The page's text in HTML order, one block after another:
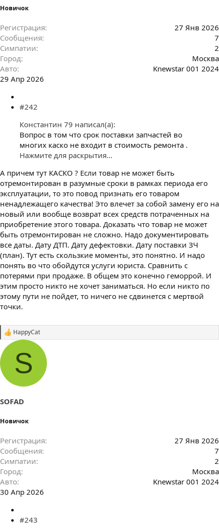
Новичок
Регистрация
27 Янв 2026
Сообщения
7
Симпатии
2
Город
Москва
Авто
Knewstar 001 2024
29 Апр 2026
#242
Константин 79 написал(а):
Вопрос в том что срок поставки запчастей во
многих каско не входит в стоимость ремонта .
Нажмите для раскрытия...
А причем тут КАСКО ? Если товар не может быть
отремонтирован в разумные сроки в рамках периода его
эксплуатации, то это повод признать его товаром
ненадлежащего качества! Это влечет за собой замену его на
новый или вообще возврат всех средств потраченных на
приобретение этого товара. Доказать что товар не может
быть отремонтирован не сложно. Надо документировать
все даты. Дату ДТП. Дату дефектовки. Дату поставки ЗЧ
(план). Тут есть скользкие моменты, это понятно. И надо
понять во что обойдутся услуги юриста. Сравнить с
потерями при продаже. В общем это конечно геморрой. И
этим просто никто не хочет заниматься. Но если никто по
этому пути не пойдет, то ничего не сдвинется с мертвой
точки.
С
м
т
и
:
HappyCat
S
SOFAD
Новичок
Регистрация
27 Янв 2026
Сообщения
7
Симпатии
2
Город
Москва
Авто
Knewstar 001 2024
30 Апр 2026
#243